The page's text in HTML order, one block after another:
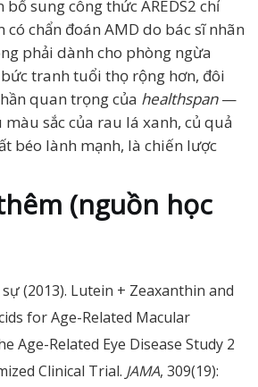
sung công thức AREDS2 chỉ
có chẩn đoán AMD do bác sĩ nhãn
phải dành cho phòng ngừa
tranh tuổi thọ rộng hơn, đôi
quan trọng của healthspan—
màu sắc của rau lá xanh, củ quả
béo lành mạnh, là chiến lược
(nguồn học
sự (2013). Lutein + Zeaxanthin and
for Age-Related Macular
Age-Related Eye Disease Study 2
Clinical Trial. JAMA, 309(19):